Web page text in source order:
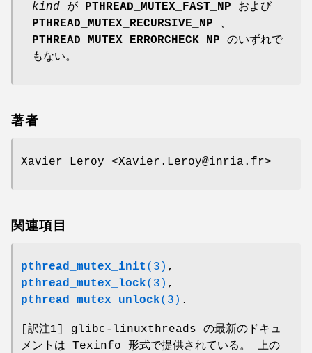
kind が PTHREAD_MUTEX_FAST_NP および
PTHREAD_MUTEX_RECURSIVE_NP 、
PTHREAD_MUTEX_ERRORCHECK_NP のいずれで
もない。
著者
Xavier Leroy <Xavier.Leroy@inria.fr>
関連項目
pthread_mutex_init (3) ,
pthread_mutex_lock(3) ,
pthread_mutex_unlock(3) .
[訳注1] glibc-linuxthreads の最新のドキュ
メントは Texinfo 形式で提供されている。 上の